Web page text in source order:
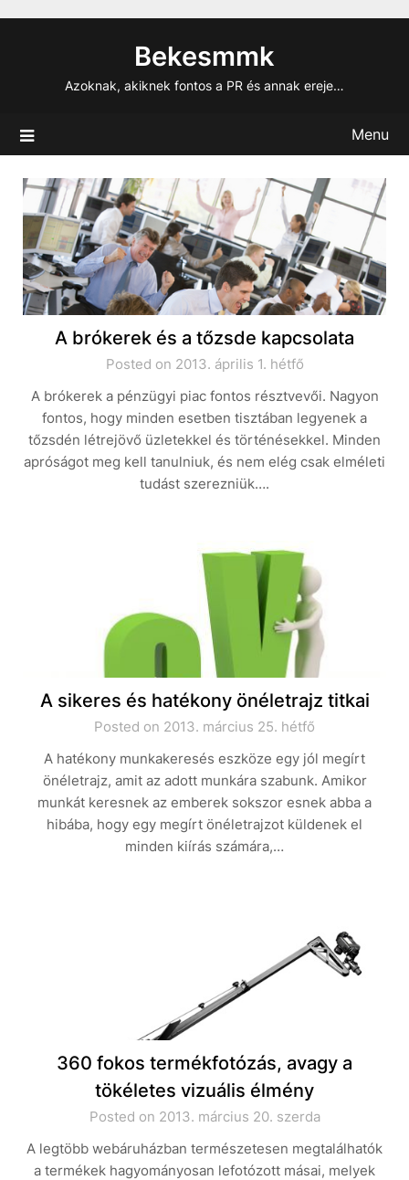
Bekesmmk
Azoknak, akiknek fontos a PR és annak ereje…
Menu
A brókerek és a tőzsde kapcsolata
Posted on 2013. április 1. hétfő
A brókerek a pénzügyi piac fontos résztvevői. Nagyon
fontos, hogy minden esetben tisztában legyenek a
tőzsdén létrejövő üzletekkel és történésekkel. Minden
apróságot meg kell tanulniuk, és nem elég csak elméleti
tudást szerezniük….
A sikeres és hatékony önéletrajz titkai
Posted on 2013. március 25. hétfő
A hatékony munkakeresés eszköze egy jól megírt
önéletrajz, amit az adott munkára szabunk. Amikor
munkát keresnek az emberek sokszor esnek abba a
hibába, hogy egy megírt önéletrajzot küldenek el
minden kiírás számára,…
360 fokos termékfotózás, avagy a
tökéletes vizuális élmény
Posted on 2013. március 20. szerda
A legtöbb webáruházban természetesen megtalálhatók
a termékek hagyományosan lefotózott másai, melyek